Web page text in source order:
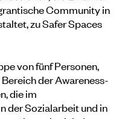
Community in
zu Safer Spaces
von fünf Personen,
der Awareness-
die im
der Sozialarbeit und in